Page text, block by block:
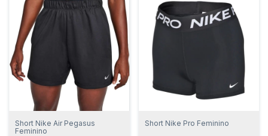
Short Nike Air Pegasus
Feminino
Short Nike Pro Feminino